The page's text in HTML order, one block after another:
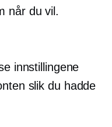
når du vil.
innstillingene
slik du hadde